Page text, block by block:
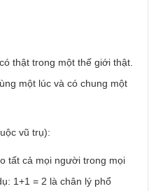
thật trong một thế giới thật.
một lúc và có chung một
vũ trụ):
tất cả mọi người trong mọi
1+1 = 2 là chân lý phổ